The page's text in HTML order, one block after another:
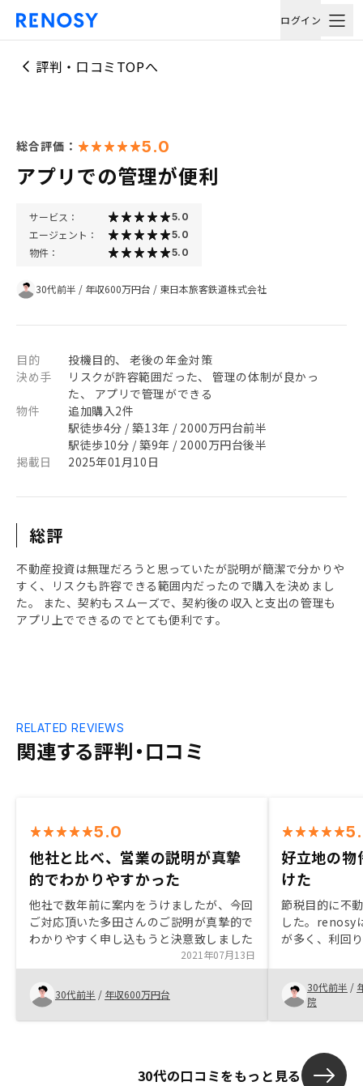
ログイン
評判・口コミTOPへ
総合評価： 5.0
アプリでの管理が便利
サービス： 5.0
エージェント： 5.0
物件： 5.0
30代前半 / 年収600万円台 / 東日本旅客鉄道株式会社
目的
投機目的、 老後の年金対策
決め手
リスクが許容範囲だった、 管理の体制が良かっ
た、 アプリで管理ができる
物件
追加購入2件
駅徒歩4分 / 築13年 / 2000万円台前半
駅徒歩10分 / 築9年 / 2000万円台後半
掲載日
2025年01月10日
総評
不動産投資は無理だろうと思っていたが説明が簡潔で分かりや
すく、リスクも許容できる範囲内だったので購入を決めまし
た。 また、契約もスムーズで、契約後の収入と支出の管理も
アプリ上でできるのでとても便利です。
関連する評判・口コミ
RELATED REVIEWS
5.0
他社と比べ、営業の説明が真摯
的でわかりやすかった
他社で数年前に案内をうけましたが、今回
ご対応頂いた多田さんのご説明が真摯的で
わかりやすく申し込もうと決意致しました
2021年07月13日
30代前半 / 年収600万円台
好立地の物
けた
節税目的に不
した。renosy
が多く、利回
当の営業さん
が置けたので
30代前半 /
院
30代の口コミをもっと見る